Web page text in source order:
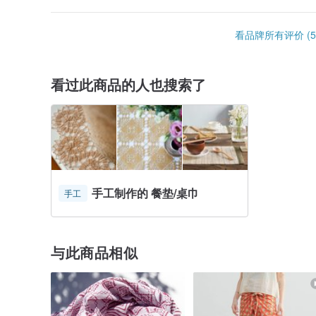
看品牌所有评价
看过此商品的人也搜索了
手工 手工制作的 餐垫/桌巾
与此商品相似